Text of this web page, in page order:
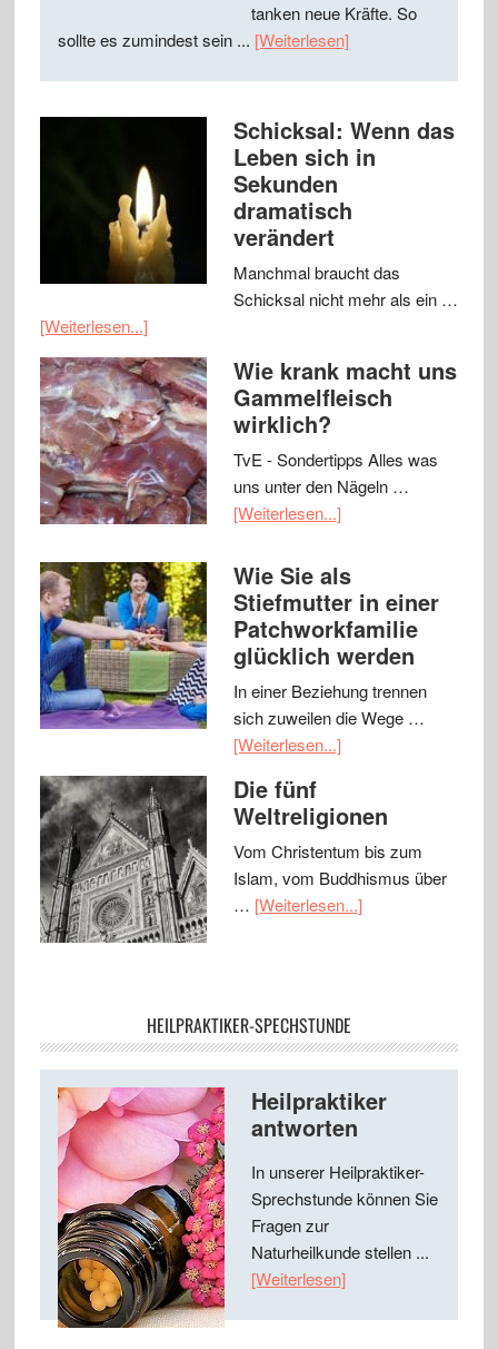
tanken neue Kräfte. So
sollte es zumindest sein ... [Weiterlesen]
Schicksal: Wenn das
Leben sich in
Sekunden
dramatisch
verändert
Manchmal braucht das
Schicksal nicht mehr als ein …
[Weiterlesen...]
Wie krank macht uns
Gammelfleisch
wirklich?
TvE - Sondertipps Alles was
uns unter den Nägeln …
[Weiterlesen...]
Wie Sie als
Stiefmutter in einer
Patchworkfamilie
glücklich werden
In einer Beziehung trennen
sich zuweilen die Wege …
[Weiterlesen...]
Die fünf
Weltreligionen
Vom Christentum bis zum
Islam, vom Buddhismus über
… [Weiterlesen...]
HEILPRAKTIKER-SPECHSTUNDE
Heilpraktiker
antworten
In unserer Heilpraktiker-
Sprechstunde können Sie
Fragen zur
Naturheilkunde stellen ...
[Weiterlesen]